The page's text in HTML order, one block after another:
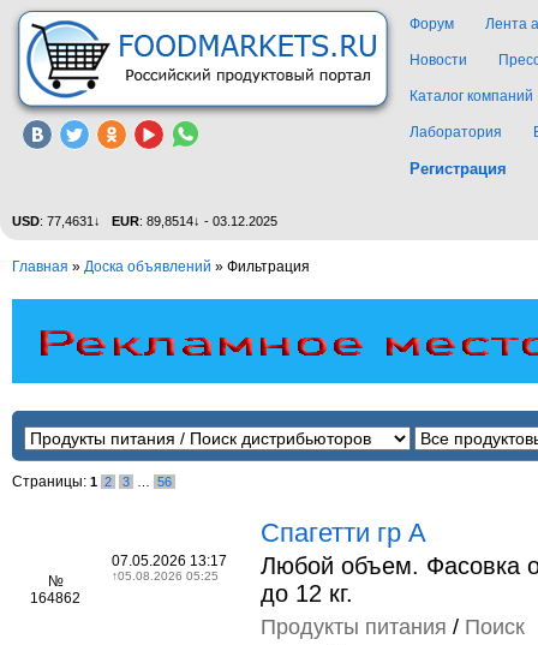
Форум Лента
Новости
Каталог компаний
Лаборатория
Регистрация
USD: 77,4631↓ EUR: 89,8514↓ - 03.12.2025
Главная » Доска объявлений » Фильтрация
Страницы: 1 2 3 56
№
164862
07.05.2026 13:17
↑05.08.2026 05:25
Спагетти гр А
Любой объем. Фасовка
до 12 кг.
Продукты питания / Поиск